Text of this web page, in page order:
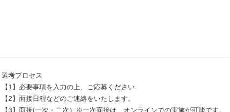
選考プロセス
【1】必要事項を入力の上、ご応募ください
【2】面接日程などのご連絡をいたします。
【3】面接(一次・二次）※一次面接は、オンラインでの実施が可能です。